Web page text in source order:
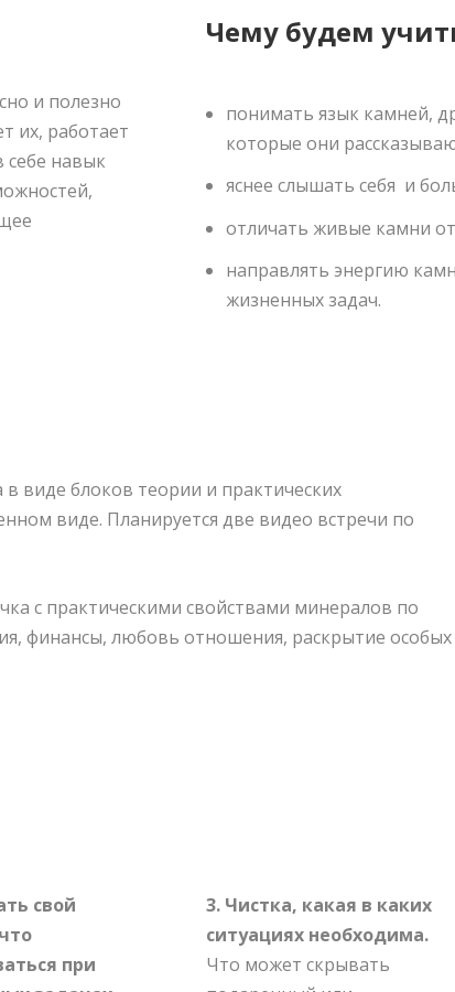
и полезно
их, работает
навык
Чему будем
понимать язык камней,
которые они
яснее слышать себя и
отличать живые камни
направлять энергию
жизненных задач.
виде блоков теории и практических
виде. Планируется две видео встречи по
с практическими свойствами минералов по
финансы, любовь отношения, раскрытие особых
свой
при
3. Чистка, какая в каких
ситуациях необходима.
Что может скрывать